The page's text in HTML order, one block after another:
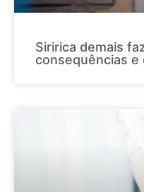
Siririca demais
consequências